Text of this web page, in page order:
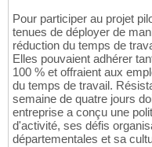
Pour participer au projet
tenues de déployer de
réduction du temps de
Elles pouvaient adhérer
100 % et offraient aux
du temps de travail.
semaine de quatre jours
entreprise a conçu une
d'activité, ses défis
départementales et sa